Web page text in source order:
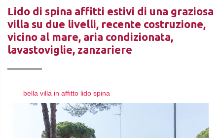
Lido di spina affitti estivi di una graziosa
villa su due livelli, recente costruzione,
vicino al mare, aria condizionata,
lavastoviglie, zanzariere
bella villa in affitto lido spina